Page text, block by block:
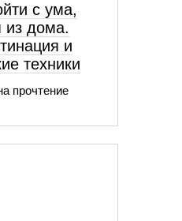
с ума,
из дома.
и
техники
прочтение